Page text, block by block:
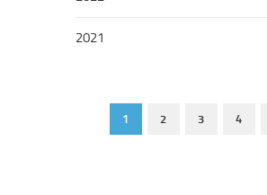
2021
1 2 3 4